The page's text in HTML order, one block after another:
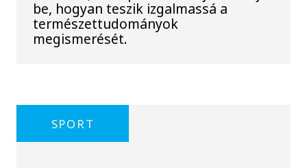
be, hogyan teszik izgalmassá a
természettudományok
megismerését.
SPORT